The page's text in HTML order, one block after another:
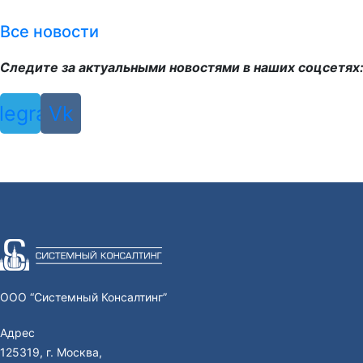
Все новости
Следите за актуальными новостями в наших соцсетях:
Vk
ООО “Системный Консалтинг”
Адрес
125319, г. Москва,